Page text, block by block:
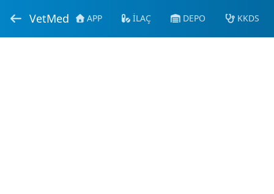
VetMed APP İLAÇ DEPO KKDS